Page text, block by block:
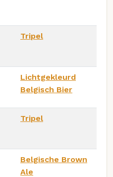
Tripel
Lichtgekleurd
Belgisch Bier
Tripel
Belgische Brown
Ale